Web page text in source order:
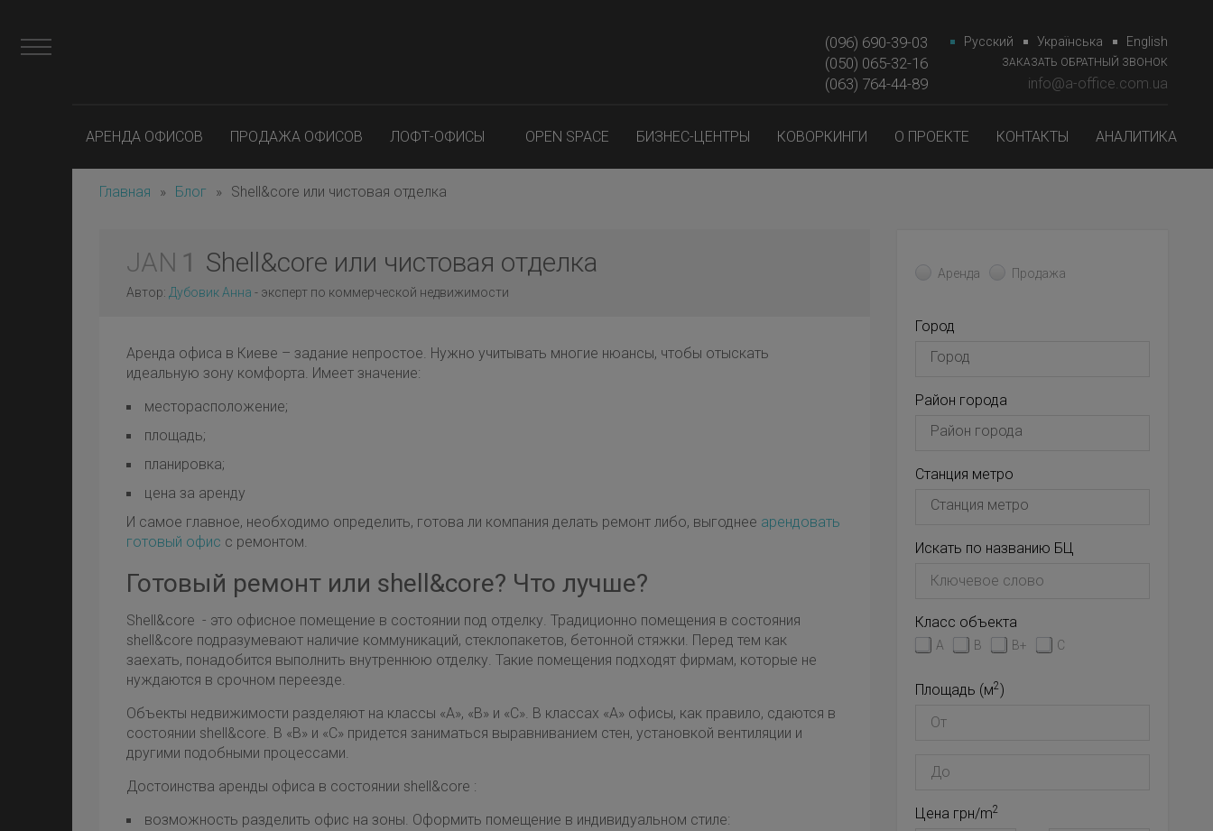
(096) 690-39-03
(050) 065-32-16
(063) 764-44-89‎‎
Русский Українська English
ЗАКАЗАТЬ ОБРАТНЫЙ ЗВОНОК
info@a-office.com.ua
АРЕНДА ОФИСОВ ПРОДАЖА ОФИСОВ ЛОФТ-ОФИСЫ OPEN SPACE БИЗНЕС-ЦЕНТРЫ КОВОРКИНГИ О ПРОЕКТЕ КОНТАКТЫ АНАЛИТИКА
Главная » Блог » Shell&core или чистовая отделка
JAN 1 Shell&core или чистовая отделка
Автор: Дубовик Анна - эксперт по коммерческой недвижимости
Аренда офиса в Киеве – задание непростое. Нужно учитывать многие нюансы, чтобы отыскать
идеальную зону комфорта. Имеет значение:
месторасположение;
площадь;
планировка;
цена за аренду
И самое главное, необходимо определить, готова ли компания делать ремонт либо, выгоднее арендовать
готовый офис с ремонтом.
Готовый ремонт или shell&core? Что лучше?
Shell&core - это офисное помещение в состоянии под отделку. Традиционно помещения в состояния
shell&core подразумевают наличие коммуникаций, стеклопакетов, бетонной стяжки. Перед тем как
заехать, понадобится выполнить внутреннюю отделку. Такие помещения подходят фирмам, которые не
нуждаются в срочном переезде.
Объекты недвижимости разделяют на классы «А», «В» и «С». В классах «А» офисы, как правило, сдаются в
состоянии shell&core. В «В» и «С» придется заниматься выравниванием стен, установкой вентиляции и
другими подобными процессами.
Достоинства аренды офиса в состоянии shell&core :
возможность разделить офис на зоны. Оформить помещение в индивидуальном стиле:
Аренда Продажа
Город
Район города
Станция метро
Искать по названию БЦ
Класс объекта
A B B+ C
Площадь (м2)
Цена грн/m2